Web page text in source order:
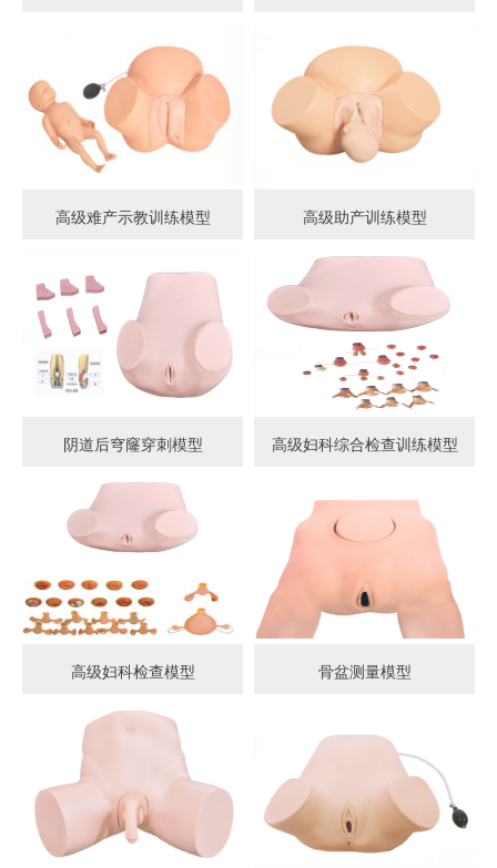
高级难产示教训练模型 高级助产训练模型
阴道后穹窿穿刺模型 高级妇科综合检查训练模型
高级妇科检查模型 骨盆测量模型